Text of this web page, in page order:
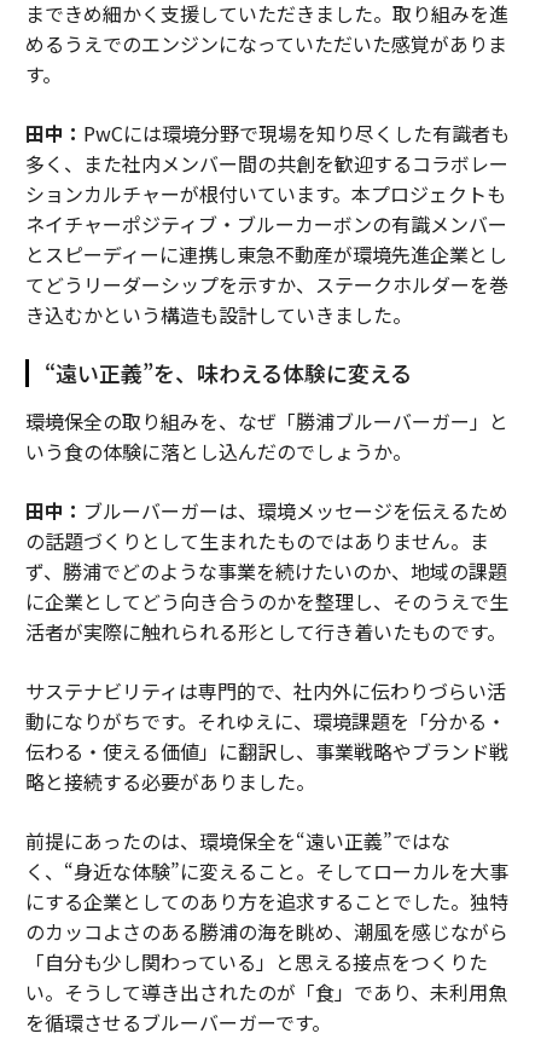
まできめ細かく支援していただきました。取り組みを進
めるうえでのエンジンになっていただいた感覚がありま
す。
田中： PwCには環境分野で現場を知り尽くした有識者も
多く、また社内メンバー間の共創を歓迎するコラボレー
ションカルチャーが根付いています。本プロジェクトも
ネイチャーポジティブ・ブルーカーボンの有識メンバー
とスピーディーに連携し東急不動産が環境先進企業とし
てどうリーダーシップを示すか、ステークホルダーを巻
き込むかという構造も設計していきました。
“遠い正義”を、味わえる体験に変える
――環境保全の取り組みを、なぜ「勝浦ブルーバーガー」と
いう食の体験に落とし込んだのでしょうか。
田中： ブルーバーガーは、環境メッセージを伝えるため
の話題づくりとして生まれたものではありません。ま
ず、勝浦でどのような事業を続けたいのか、地域の課題
に企業としてどう向き合うのかを整理し、そのうえで生
活者が実際に触れられる形として行き着いたものです。
サステナビリティは専門的で、社内外に伝わりづらい活
動になりがちです。それゆえに、環境課題を「分かる・
伝わる・使える価値」に翻訳し、事業戦略やブランド戦
略と接続する必要がありました。
前提にあったのは、環境保全を“遠い正義”ではな
く、“身近な体験”に変えること。そしてローカルを大事
にする企業としてのあり方を追求することでした。独特
のカッコよさのある勝浦の海を眺め、潮風を感じながら
「自分も少し関わっている」と思える接点をつくりた
い。そうして導き出されたのが「食」であり、未利用魚
を循環させるブルーバーガーです。